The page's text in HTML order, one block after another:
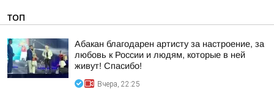
ТОП
Абакан благодарен артисту за настроение, за
любовь к России и людям, которые в ней
живут! Спасибо!
Вчера, 22:25